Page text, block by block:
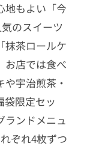
地もよい「今
のスイーツ
抹茶ロールケ
店では食べ
宇治煎茶・
袋限定セッ
ランドメニュ
ぞれ4枚ずつ